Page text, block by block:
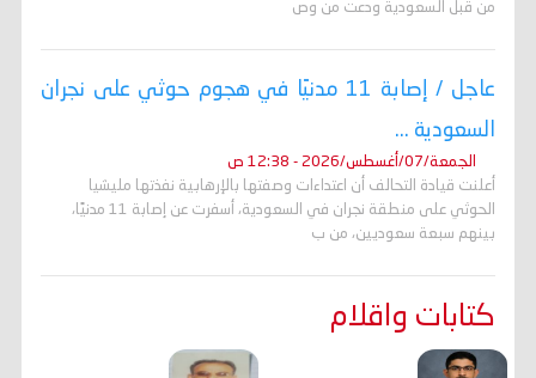
من قبل السعودية ودعت من وص
عاجل / إصابة 11 مدنيًا في هجوم حوثي على نجران
السعودية ...
الجمعة/07/أغسطس/2026 - 12:38 ص
أعلنت قيادة التحالف أن اعتداءات وصفتها بالإرهابية نفذتها مليشيا
الحوثي على منطقة نجران في السعودية، أسفرت عن إصابة 11 مدنيًا،
بينهم سبعة سعوديين، من ب
كتابات واقلام